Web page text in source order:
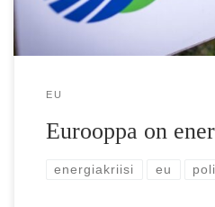
EU
Eurooppa on
energiakriisi eu